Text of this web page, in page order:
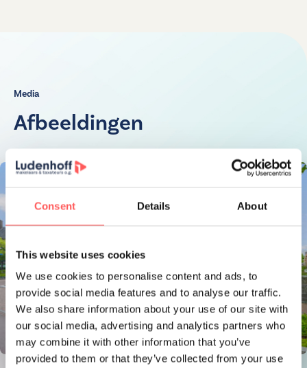
Consent Details About
This website uses cookies
We use cookies to personalise content and ads, to
provide social media features and to analyse our traffic.
We also share information about your use of our site with
our social media, advertising and analytics partners who
may combine it with other information that you’ve
provided to them or that they’ve collected from your use
VvE vergadering.
• Centrale ligging nabij het centrum van Utrecht
ouderdomsclausule, asbestclausule en niet-
zelfbewoningsclausule opgenomen.
Bel ons voor het maken van een afspraak op 030-
2368484.
Media
Afbeeldingen